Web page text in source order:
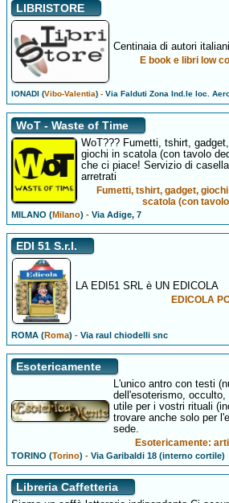
LIBRISTORE
Centinaia di autori
E book e libri low
IONADI (Vibo-Valentia) -Via Falduti Zona Ind.le loc.
WoT - Waste of Time
WoT??? Fumetti, tshirt,
giochi in scatola (con tavolo
che ci piace! Servizio di
arretrati
Fumetti, tshirt, gadget,
scatola (con
MILANO (Milano) -Via Adige, 7
EDI 51 S.r.l.
LA EDI51 SRL è UN EDICOLA
EDICOLA
ROMA (Roma) -Via raul chiodelli snc
Esotericamente
L'unico antro con testi
dell'esoterismo,
utile per i vostri rituali
trovare anche solo per
sede.
Esotericamente:
TORINO (Torino) -Via Garibaldi 18 (interno cortile)
Libreria Caffetteria